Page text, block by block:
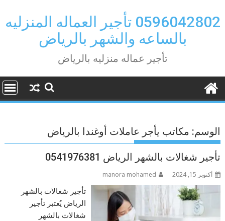
to
content
0596042802 تأجير العماله المنزليه
بالساعه والشهر بالرياض
تأجير عماله منزليه بالرياض
الوسم: مكاتب يأجر عاملات أوغندا بالرياض
تأجير شغالات بالشهر الرياض 0541976381
أكتوبر 15, 2024 manora mohamed
تأجير شغالات بالشهر
الرياض يُعتبر تأجير
شغالات بالشهر